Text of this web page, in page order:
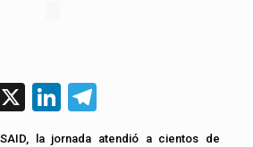
Messenger
X LinkedIn
la jornada atendió a cientos de